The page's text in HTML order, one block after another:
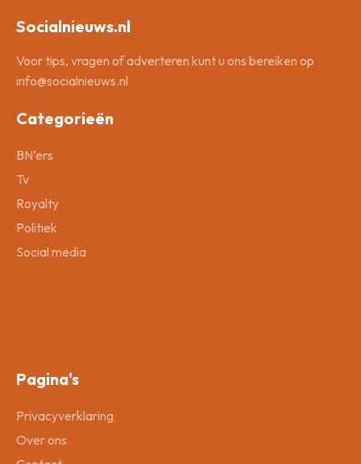
Socialnieuws.nl
Voor tips, vragen of adverteren kunt u ons bereiken op
info@socialnieuws.nl
Categorieën
BN’ers
Tv
Royalty
Politiek
Social media
Pagina's
Privacyverklaring
Over ons